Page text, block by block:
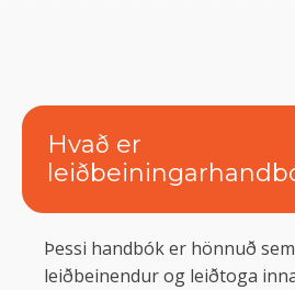
Hvað er
Þessi handbók er hönnuð
leiðbeinendur og leiðtoga